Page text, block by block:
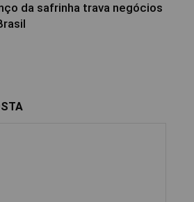
da safrinha trava negócios